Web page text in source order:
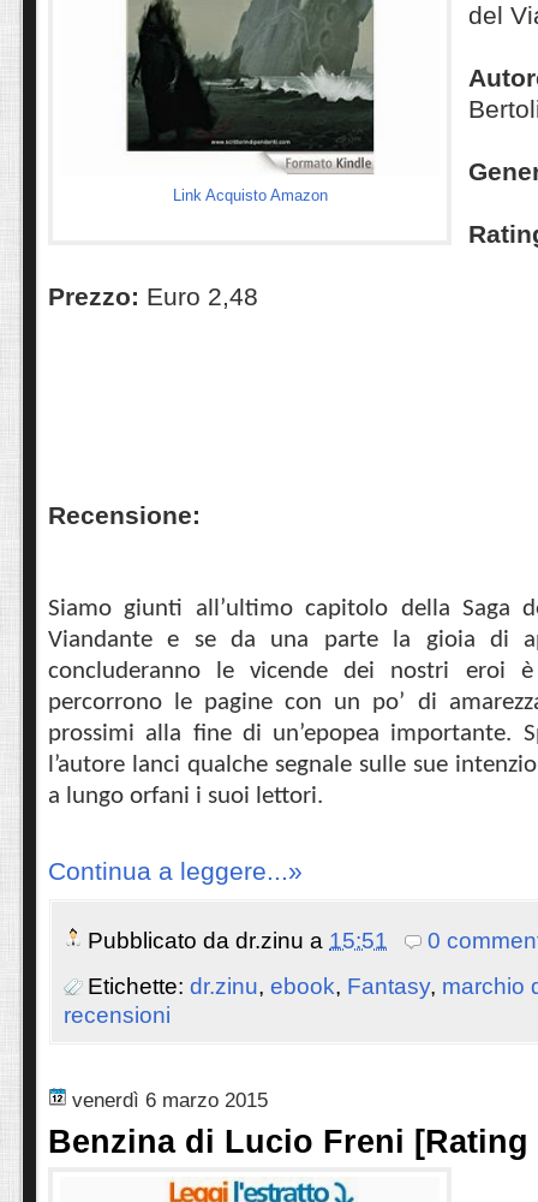
Link Acquisto Amazon
del
Prezzo: Euro 2,48
Recensione:
Siamo giunti all’ultimo capitolo della Saga
Viandante e se da una parte la gioia di
concluderanno le vicende dei nostri eroi
percorrono le pagine con un po’ di
prossimi alla fine di un’epopea importante.
l’autore lanci qualche segnale sulle sue
a lungo orfani i suoi lettori.
Continua a leggere...»
Pubblicato da dr.zinu a 15:51
0
Etichette: dr.zinu, ebook, Fantasy, marchio
recensioni
venerdì 6 marzo 2015
Benzina di Lucio Freni [Rating